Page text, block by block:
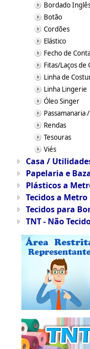
Bordado
Botão
Cordões
Elástico
Fecho de
Fitas/Laços de
Linha de
Linha Lingerie
Óleo Singer
Passamanaria
Rendas
Tesouras
Viés
Casa /
Papelaria e
Plásticos a
Tecidos a Metro
Tecidos para
TNT - Não